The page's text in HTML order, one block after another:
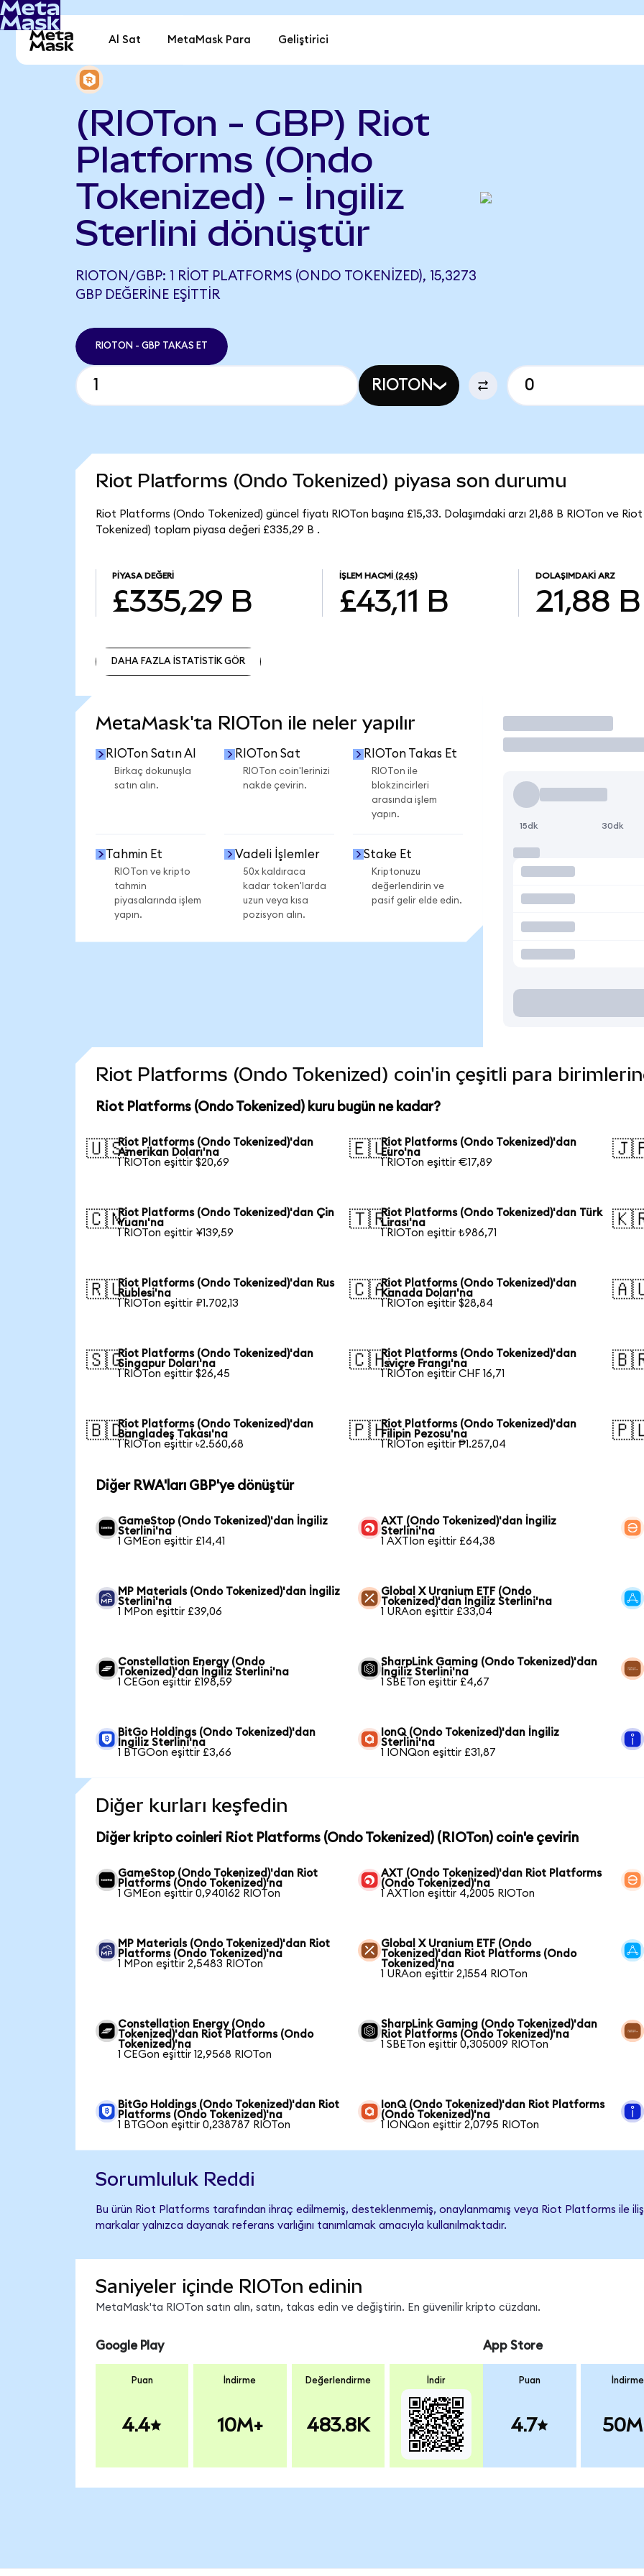
Al Sat MetaMask Para Geliştirici
(RIOTon - GBP) Riot
Platforms (Ondo
Tokenized) - İngiliz
Sterlini dönüştür
RIOTON/GBP: 1 RIOT PLATFORMS (ONDO TOKENIZED), 15,3273
GBP DEĞERINE EŞITTIR
RIOTON - GBP TAKAS ET
RIOTON
Riot Platforms (Ondo Tokenized) piyasa son durumu
Riot Platforms (Ondo Tokenized) güncel fiyatı RIOTon başına £15,33. Dolaşımdaki arzı 21,88 B RIOTon ve
Tokenized) toplam piyasa değeri £335,29 B .
PIYASA DEĞERI
£335,29 B
İŞLEM HACMI (24S)
£43,11 B
DOLAŞIMDAKI ARZ
21,88 B
DAHA FAZLA İSTATİSTİK GÖR
MetaMask'ta RIOTon ile neler yapılır
RIOTon Satın Al
Birkaç dokunuşla
satın alın.
RIOTon Sat
RIOTon coin'lerinizi
nakde çevirin.
RIOTon Takas Et
RIOTon ile
blokzincirleri
arasında işlem
yapın.
Tahmin Et
RIOTon ve kripto
tahmin
piyasalarında işlem
yapın.
Vadeli İşlemler
50x kaldıraca
kadar token'larda
uzun veya kısa
pozisyon alın.
Stake Et
Kriptonuzu
değerlendirin ve
pasif gelir elde edin.
İşlem Yap
15dk 30dk
Riot Platforms (Ondo Tokenized) coin'in çeşitli para
Riot Platforms (Ondo Tokenized) kuru bugün ne kadar?
🇺🇸Riot Platforms (Ondo Tokenized)'dan
Amerikan Doları'na
1 RIOTon eşittir $20,69
🇪🇺Riot Platforms (Ondo Tokenized)'dan
Euro'na
1 RIOTon eşittir €17,89
🇨🇳Riot Platforms (Ondo Tokenized)'dan Çin
Yuanı'na
1 RIOTon eşittir ¥139,59
🇹🇷Riot Platforms (Ondo Tokenized)'dan Türk
Lirası'na
1 RIOTon eşittir ₺986,71
🇷🇺Riot Platforms (Ondo Tokenized)'dan Rus
Rublesi'na
1 RIOTon eşittir ₽1.702,13
🇨🇦Riot Platforms (Ondo Tokenized)'dan
Kanada Doları'na
1 RIOTon eşittir $28,84
🇸🇬Riot Platforms (Ondo Tokenized)'dan
Singapur Doları'na
1 RIOTon eşittir $26,45
🇨🇭Riot Platforms (Ondo Tokenized)'dan
İsviçre Frangı'na
1 RIOTon eşittir CHF 16,71
🇧🇩Riot Platforms (Ondo Tokenized)'dan
Bangladeş Takası'na
1 RIOTon eşittir ৳2.560,68
🇵🇭Riot Platforms (Ondo Tokenized)'dan
Filipin Pezosu'na
1 RIOTon eşittir ₱1.257,04
Diğer RWA'ları GBP'ye dönüştür
GameStop (Ondo Tokenized)'dan İngiliz
Sterlini'na
1 GMEon eşittir £14,41
AXT (Ondo Tokenized)'dan İngiliz
Sterlini'na
1 AXTIon eşittir £64,38
MP Materials (Ondo Tokenized)'dan İngiliz
Sterlini'na
1 MPon eşittir £39,06
Global X Uranium ETF (Ondo
Tokenized)'dan İngiliz Sterlini'na
1 URAon eşittir £33,04
Constellation Energy (Ondo
Tokenized)'dan İngiliz Sterlini'na
1 CEGon eşittir £198,59
SharpLink Gaming (Ondo Tokenized)'dan
İngiliz Sterlini'na
1 SBETon eşittir £4,67
BitGo Holdings (Ondo Tokenized)'dan
İngiliz Sterlini'na
1 BTGOon eşittir £3,66
IonQ (Ondo Tokenized)'dan İngiliz
Sterlini'na
1 IONQon eşittir £31,87
Diğer kurları keşfedin
Diğer kripto coinleri Riot Platforms (Ondo Tokenized) (RIOTon) coin'e çevirin
GameStop (Ondo Tokenized)'dan Riot
Platforms (Ondo Tokenized)'na
1 GMEon eşittir 0,940162 RIOTon
AXT (Ondo Tokenized)'dan Riot Platforms
(Ondo Tokenized)'na
1 AXTIon eşittir 4,2005 RIOTon
MP Materials (Ondo Tokenized)'dan Riot
Platforms (Ondo Tokenized)'na
1 MPon eşittir 2,5483 RIOTon
Global X Uranium ETF (Ondo
Tokenized)'dan Riot Platforms (Ondo
Tokenized)'na
1 URAon eşittir 2,1554 RIOTon
Constellation Energy (Ondo
Tokenized)'dan Riot Platforms (Ondo
Tokenized)'na
1 CEGon eşittir 12,9568 RIOTon
SharpLink Gaming (Ondo Tokenized)'dan
Riot Platforms (Ondo Tokenized)'na
1 SBETon eşittir 0,305009 RIOTon
BitGo Holdings (Ondo Tokenized)'dan Riot
Platforms (Ondo Tokenized)'na
1 BTGOon eşittir 0,238787 RIOTon
IonQ (Ondo Tokenized)'dan Riot Platforms
(Ondo Tokenized)'na
1 IONQon eşittir 2,0795 RIOTon
Sorumluluk Reddi
Bu ürün Riot Platforms tarafından ihraç edilmemiş, desteklenmemiş, onaylanmamış veya Riot Platforms ile
markalar yalnızca dayanak referans varlığını tanımlamak amacıyla kullanılmaktadır.
Saniyeler içinde RIOTon edinin
MetaMask'ta RIOTon satın alın, satın, takas edin ve değiştirin. En güvenilir kripto cüzdanı.
Google Play
Puan
4.4
İndirme
10M+
Değerlendirme
483.8K
İndir
App Store
Puan
4.7
İndirme